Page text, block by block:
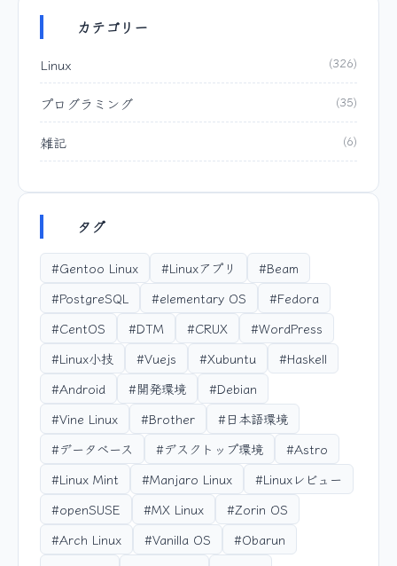
カテゴリー
Linux (326)
プログラミング (35)
雑記 (6)
タグ
#Gentoo Linux #Linuxアプリ
#Beam
#PostgreSQL
#elementary OS
#Fedora
#CentOS
#DTM #CRUX
#WordPress
#Linux小技
#Vuejs #Xubuntu
#Haskell
#Android
#開発環境
#Debian
#Vine Linux
#Brother
#日本語環境
#データベース
#デスクトップ環境
#Astro
#Linux Mint
#Manjaro Linux
#Linuxレビュー
#openSUSE
#MX Linux
#Zorin OS
#Arch Linux
#Vanilla OS
#Obarun